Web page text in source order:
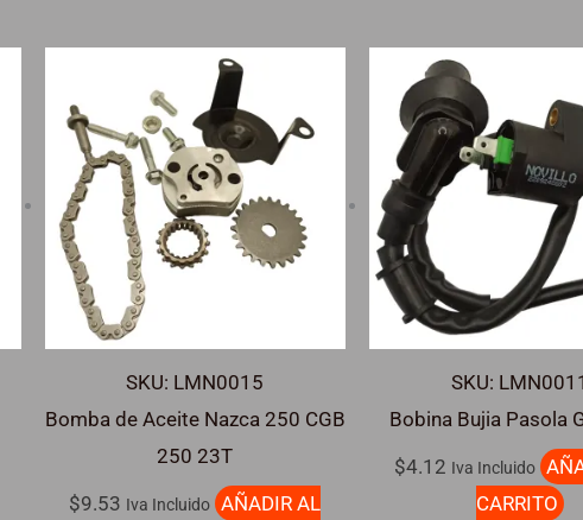
SKU: LMN0015
Bomba de Aceite Nazca 250 CGB
250 23T
$9.53 Iva Incluido AÑADIR AL
SKU: LMN0011
Bobina Bujia Pasola
$4.12 Iva Incluido
CARRITO